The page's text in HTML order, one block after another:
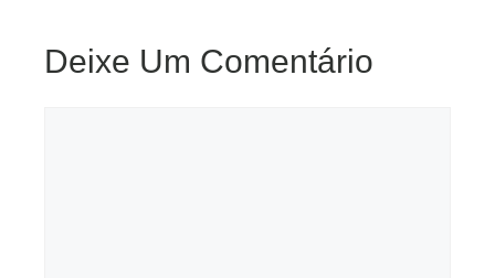
Deixe Um Comentário